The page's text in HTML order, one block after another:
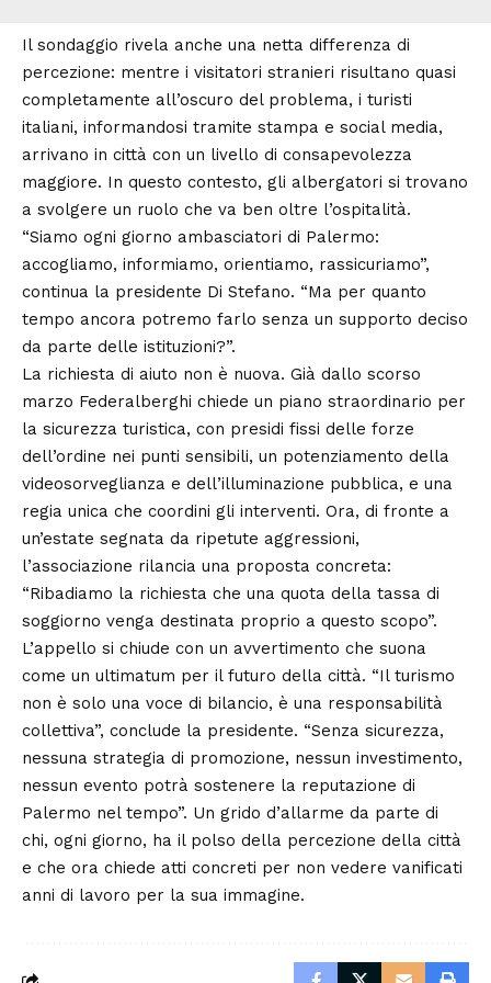
Il sondaggio rivela anche una netta differenza di
percezione: mentre i visitatori stranieri risultano quasi
completamente all’oscuro del problema, i turisti
italiani, informandosi tramite stampa e social media,
arrivano in città con un livello di consapevolezza
maggiore. In questo contesto, gli albergatori si trovano
a svolgere un ruolo che va ben oltre l’ospitalità.
“Siamo ogni giorno ambasciatori di Palermo:
accogliamo, informiamo, orientiamo, rassicuriamo”,
continua la presidente Di Stefano. “Ma per quanto
tempo ancora potremo farlo senza un supporto deciso
da parte delle istituzioni?”.
La richiesta di aiuto non è nuova. Già dallo scorso
marzo Federalberghi chiede un piano straordinario per
la sicurezza turistica, con presidi fissi delle forze
dell’ordine nei punti sensibili, un potenziamento della
videosorveglianza e dell’illuminazione pubblica, e una
regia unica che coordini gli interventi. Ora, di fronte a
un’estate segnata da ripetute aggressioni,
l’associazione rilancia una proposta concreta:
“Ribadiamo la richiesta che una quota della tassa di
soggiorno venga destinata proprio a questo scopo”.
L’appello si chiude con un avvertimento che suona
come un ultimatum per il futuro della città. “Il turismo
non è solo una voce di bilancio, è una responsabilità
collettiva”, conclude la presidente. “Senza sicurezza,
nessuna strategia di promozione, nessun investimento,
nessun evento potrà sostenere la reputazione di
Palermo nel tempo”. Un grido d’allarme da parte di
chi, ogni giorno, ha il polso della percezione della città
e che ora chiede atti concreti per non vedere vanificati
anni di lavoro per la sua immagine.